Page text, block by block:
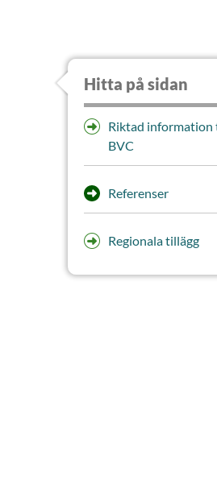
Hitta på sidan
Riktad information
BVC
Referenser
Regionala tillägg